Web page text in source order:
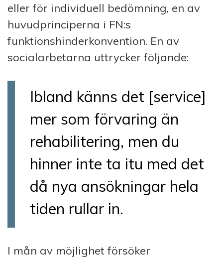
eller för individuell bedömning, en av
huvudprinciperna i FN:s
funktionshinderkonvention. En av
socialarbetarna uttrycker följande:
Ibland känns det [service]
mer som förvaring än
rehabilitering, men du
hinner inte ta itu med det
då nya ansökningar hela
tiden rullar in.
I mån av möjlighet försöker